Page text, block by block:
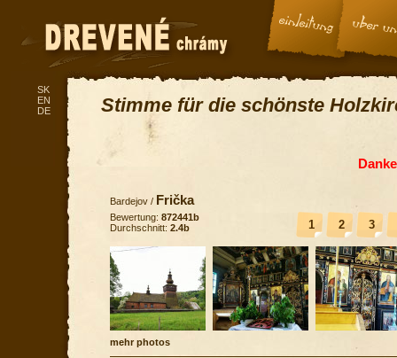
Stimme für die schönste
Bardejov / Frička
1 2 3
Bewertung: 872441b
Durchschnitt: 2.4b
mehr photos
SK
EN
DE